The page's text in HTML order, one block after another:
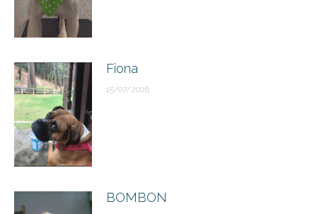
Fiona
15/07/2026
BOMBON